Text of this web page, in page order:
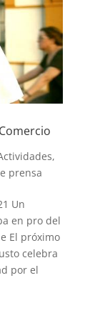
,
prensa
Un
en pro del
El próximo
celebra
por el